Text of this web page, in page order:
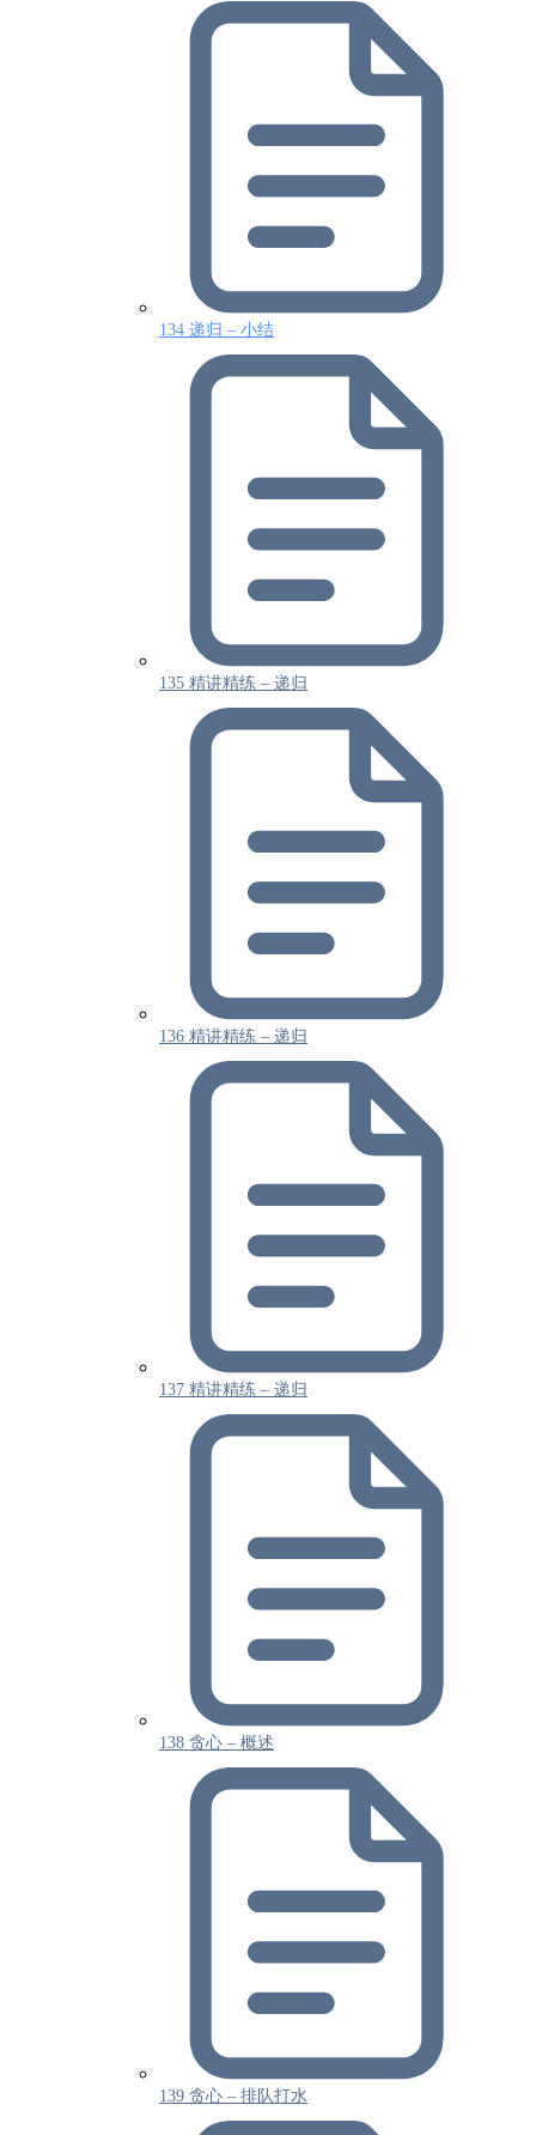
134 递归 – 小结
135 精讲精练 – 递归
136 精讲精练 – 递归
137 精讲精练 – 递归
138 贪心 – 概述
139 贪心 – 排队打水